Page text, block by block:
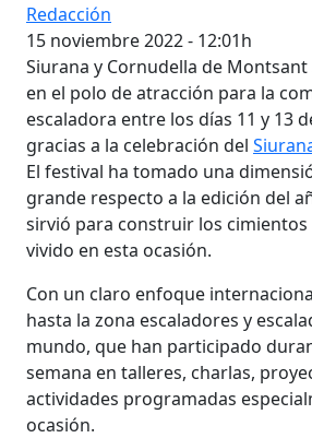
Redacción
15 noviembre 2022 - 12:01h
Siurana y Cornudella de
en el polo de atracción para la
escaladora entre los días 11 y 13
gracias a la celebración del
El festival ha tomado una
grande respecto a la edición del
sirvió para construir los cimientos
vivido en esta ocasión.
Con un claro enfoque
hasta la zona escaladores y
mundo, que han participado
semana en talleres, charlas,
actividades programadas
ocasión.